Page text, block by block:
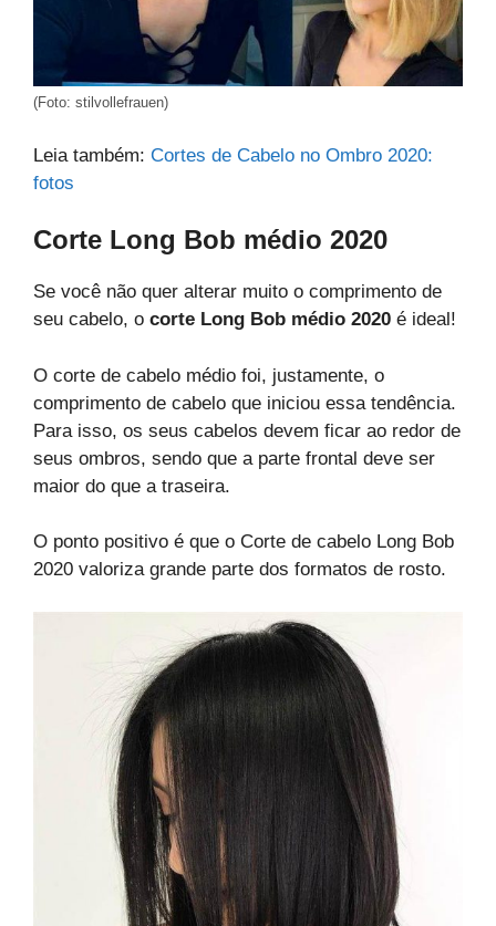
(Foto: stilvollefrauen)
Leia também: Cortes de Cabelo no Ombro 2020:
fotos
Corte Long Bob médio 2020
Se você não quer alterar muito o comprimento de
seu cabelo, o corte Long Bob médio 2020 é ideal!
O corte de cabelo médio foi, justamente, o
comprimento de cabelo que iniciou essa tendência.
Para isso, os seus cabelos devem ficar ao redor de
seus ombros, sendo que a parte frontal deve ser
maior do que a traseira.
O ponto positivo é que o Corte de cabelo Long Bob
2020 valoriza grande parte dos formatos de rosto.